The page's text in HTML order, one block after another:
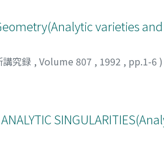
varieties
究録 , Volume 807 , 1992 , pp.1-6 )
ANALYTIC